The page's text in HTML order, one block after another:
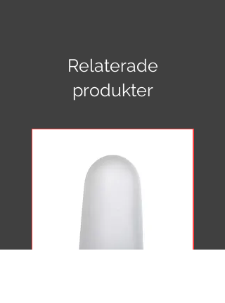
Skärm: Emaljerad vit med blå kant
Glas: Stall klart
Fästplatta: Liten i furu, art.nr 10162,
CE-godkänd, IP 44
Relaterade
produkter